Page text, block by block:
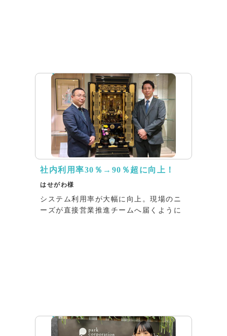
社内利用率30％→90％超に向上！
はせがわ様
システム利用率が大幅に向上。現場のニ
ーズが直接営業推進チームへ届くように